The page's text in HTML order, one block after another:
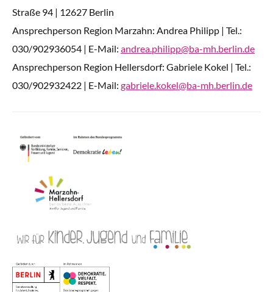
Straße 94 | 12627 Berlin
Ansprechperson Region Marzahn: Andrea Philipp | Tel.:
030/902936054 | E-Mail: andrea.philipp@ba-mh.berlin.de
Ansprechperson Region Hellersdorf: Gabriele Kokel | Tel.:
030/902932422 | E-Mail: gabriele.kokel@ba-mh.berlin.de